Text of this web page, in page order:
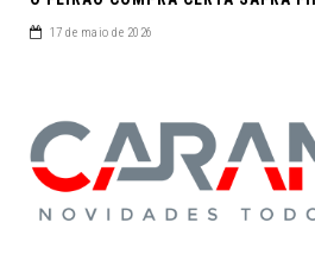
17 de maio de 2026